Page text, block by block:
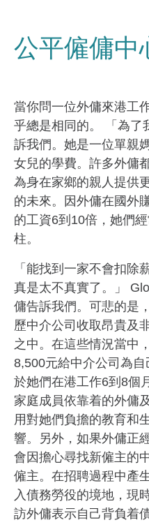
公平僱傭中
當你問一位外傭來港工
乎總是相同的。 「為了
訴我們。她是一位單親
女兒的學費。許多外傭
為身在家鄉的親人提供
的未來。因外傭在國外
的工資6到10倍，她們
柱。
「能找到一家不會扣除
真是太不真實了。」
傭告訴我們。可悲的是
歷中介公司收取昂貴及
之中。在這些情況當中
8,500元給中介公司為
於她們在港工作6到8個
家庭成員依靠着的外傭
用對她們負擔的教育和
響。另外，如果外傭正
會因擔心尋找新僱主的
僱主。在招聘過程中產
入債務勞役的境地，現
訪外傭表示自己背負着債